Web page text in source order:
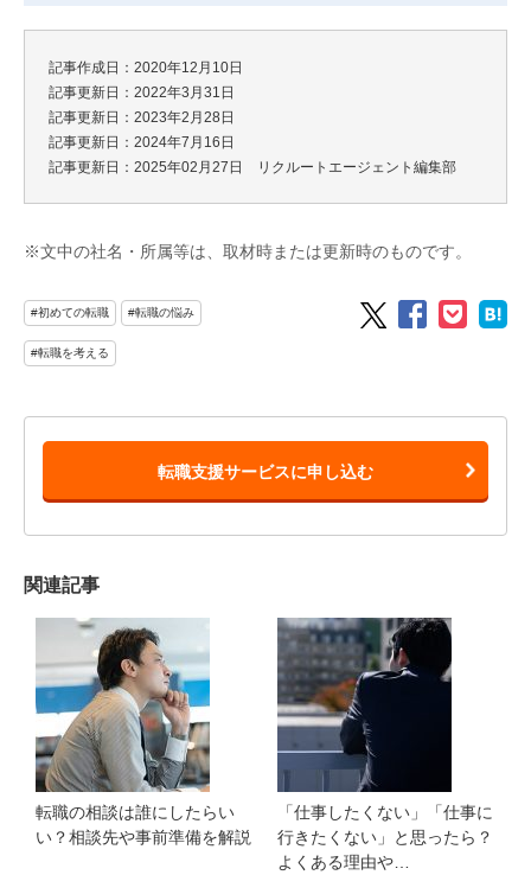
記事作成日：2020年12月10日
記事更新日：2022年3月31日
記事更新日：2023年2月28日
記事更新日：2024年7月16日
記事更新日：2025年02月27日 リクルートエージェント編集部
※文中の社名・所属等は、取材時または更新時のものです。
#初めての転職 #転職の悩み
#転職を考える
転職支援サービスに申し込む
関連記事
転職の相談は誰にしたらい
い？相談先や事前準備を解説
「仕事したくない」「仕事に
行きたくない」と思ったら？
よくある理由や…